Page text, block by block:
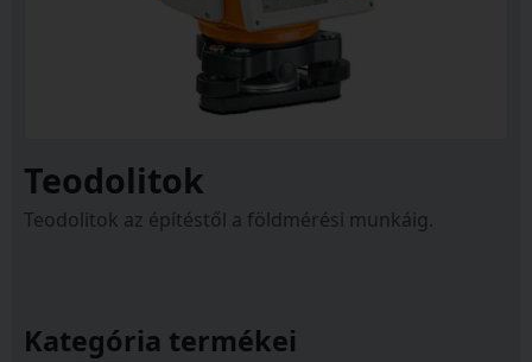
Teodolitok
Teodolitok az építéstől a földmérési munkáig.
Kategória termékei